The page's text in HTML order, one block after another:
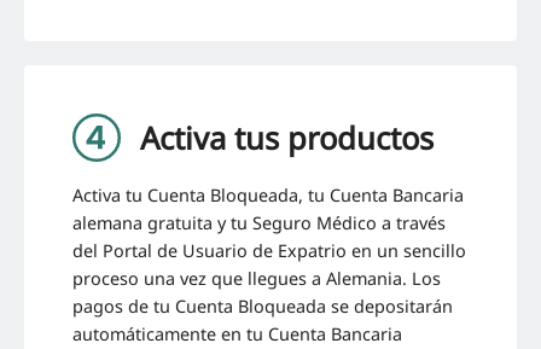
Activa tus productos
Activa tu Cuenta Bloqueada, tu Cuenta Bancaria
alemana gratuita y tu Seguro Médico a través
del Portal de Usuario de Expatrio en un sencillo
proceso una vez que llegues a Alemania. Los
pagos de tu Cuenta Bloqueada se depositarán
automáticamente en tu Cuenta Bancaria